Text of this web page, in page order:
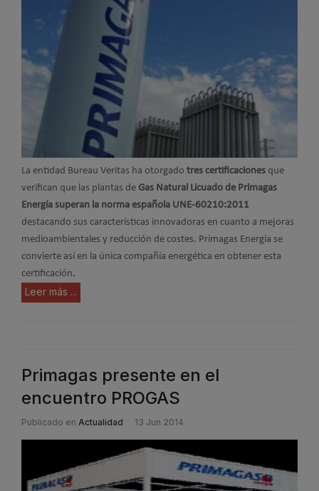
La entidad Bureau Veritas ha otorgado tres certificaciones que
verifican que las plantas de Gas Natural Licuado de Primagas
Energía superan la norma española UNE-60210:2011
destacando sus características innovadoras en cuanto a mejoras
medioambientales y reducción de costes. Primagas Energía se
convierte así en la única compañía energética en obtener esta
certificación.
Leer más ...
Primagas presente en el
encuentro PROGAS
Publicado en Actualidad 13 Jun 2014